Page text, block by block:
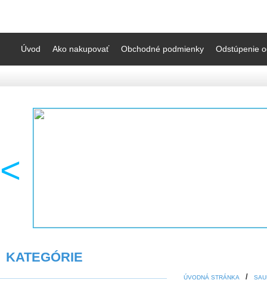
Úvod Ako nakupovať Obchodné podmienky Odstúpenie
<
ÚVODNÁ STRÁNKA
KATEGÓRIE